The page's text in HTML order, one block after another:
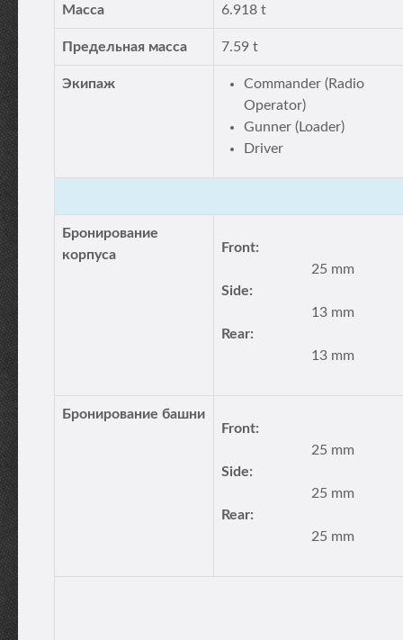
Масса 6.918 t
Предельная масса 7.59 t
Экипаж
Commander (Radio
Operator)
Gunner (Loader)
Driver
Бронирование
корпуса
Front:
25 mm
Side:
13 mm
Rear:
13 mm
Бронирование башни
Front:
25 mm
Side:
25 mm
Rear:
25 mm